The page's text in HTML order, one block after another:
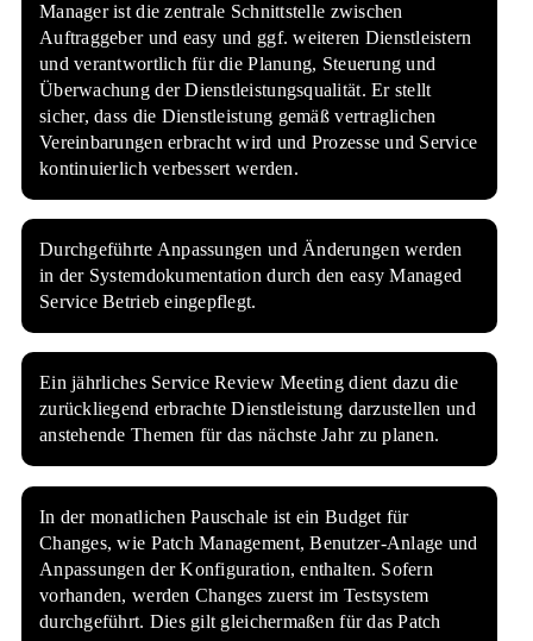
Manager ist die zentrale Schnittstelle zwischen
Auftraggeber und easy und ggf. weiteren Dienstleistern
und verantwortlich für die Planung, Steuerung und
Überwachung der Dienstleistungsqualität. Er stellt
sicher, dass die Dienstleistung gemäß vertraglichen
Vereinbarungen erbracht wird und Prozesse und Service
kontinuierlich verbessert werden.
Durchgeführte Anpassungen und Änderungen werden
in der Systemdokumentation durch den easy Managed
Service Betrieb eingepflegt.
Ein jährliches Service Review Meeting dient dazu die
zurückliegend erbrachte Dienstleistung darzustellen und
anstehende Themen für das nächste Jahr zu planen.
In der monatlichen Pauschale ist ein Budget für
Changes, wie Patch Management, Benutzer-Anlage und
Anpassungen der Konfiguration, enthalten. Sofern
vorhanden, werden Changes zuerst im Testsystem
durchgeführt. Dies gilt gleichermaßen für das Patch